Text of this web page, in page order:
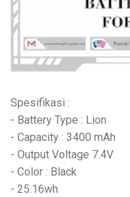
Spesifikasi :
- Battery Type : Lion
- Capacity : 3400 mAh
- Output Voltage 7.4V
- Color : Black
- 25.16wh